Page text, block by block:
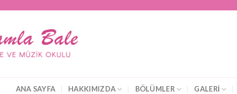
ANA SAYFA HAKKIMIZDA BÖLÜMLER GALERİ